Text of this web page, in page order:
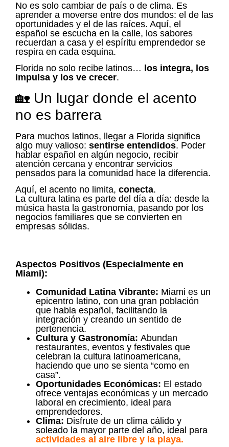
No es solo cambiar de país o de clima. Es
aprender a moverse entre dos mundos: el de las
oportunidades y el de las raíces. Aquí, el
español se escucha en la calle, los sabores
recuerdan a casa y el espíritu emprendedor se
respira en cada esquina.
Florida no solo recibe latinos… los integra, los
impulsa y los ve crecer.
🏡 Un lugar donde el acento
no es barrera
Para muchos latinos, llegar a Florida significa
algo muy valioso: sentirse entendidos. Poder
hablar español en algún negocio, recibir
atención cercana y encontrar servicios
pensados para la comunidad hace la diferencia.
Aquí, el acento no limita, conecta.
La cultura latina es parte del día a día: desde la
música hasta la gastronomía, pasando por los
negocios familiares que se convierten en
empresas sólidas.
Aspectos Positivos (Especialmente en
Miami):
Comunidad Latina Vibrante: Miami es un
epicentro latino, con una gran población
que habla español, facilitando la
integración y creando un sentido de
pertenencia.
Cultura y Gastronomía: Abundan
restaurantes, eventos y festivales que
celebran la cultura latinoamericana,
haciendo que uno se sienta “como en
casa”.
Oportunidades Económicas: El estado
ofrece ventajas económicas y un mercado
laboral en crecimiento, ideal para
emprendedores.
Clima: Disfrute de un clima cálido y
soleado la mayor parte del año, ideal para
actividades al aire libre y la playa.